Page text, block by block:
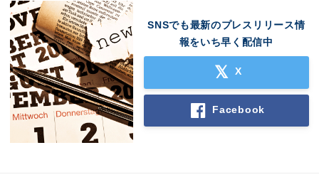
SNSでも最新のプレスリリース情
報をいち早く配信中
X
Facebook